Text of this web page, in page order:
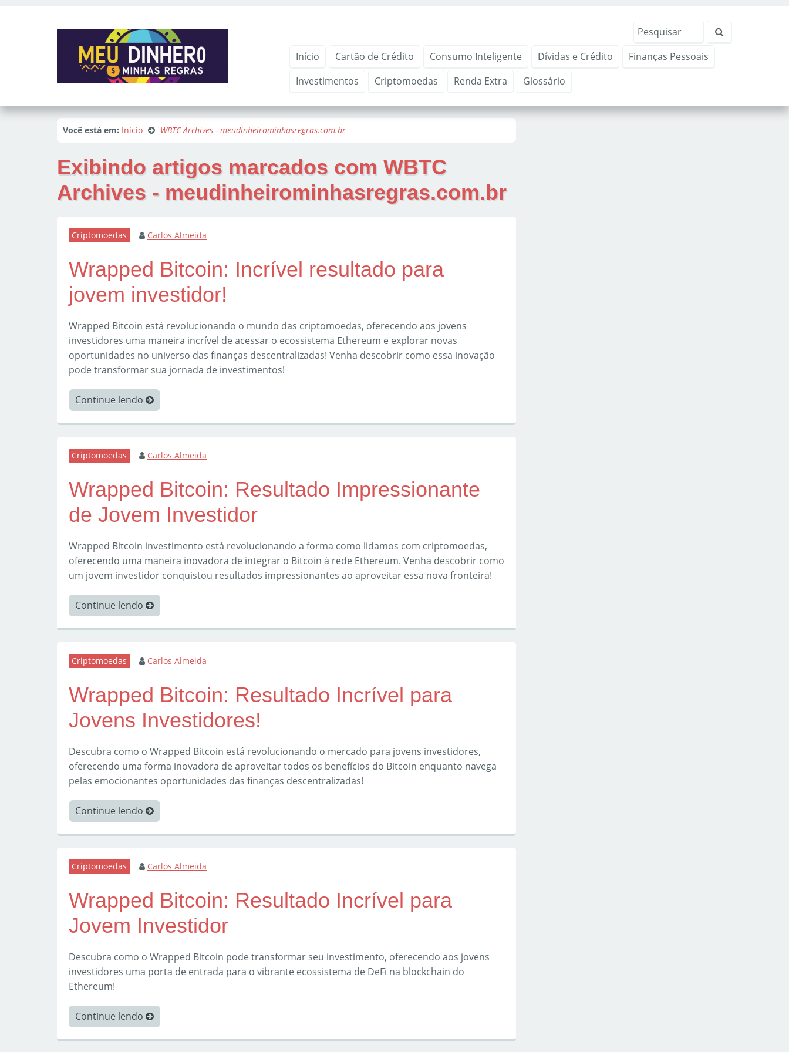
Início Cartão de Crédito Consumo Inteligente Dívidas e Crédito
Finanças Pessoais
Investimentos
Criptomoedas Renda Extra Glossário
Você está em: Início WBTC Archives - meudinheirominhasregras.com.br
Exibindo artigos marcados com WBTC
Archives - meudinheirominhasregras.com.br
Criptomoedas Carlos Almeida
Wrapped Bitcoin: Incrível resultado para
jovem investidor!
Wrapped Bitcoin está revolucionando o mundo das criptomoedas, oferecendo aos jovens
investidores uma maneira incrível de acessar o ecossistema Ethereum e explorar novas
oportunidades no universo das finanças descentralizadas! Venha descobrir como essa inovação
pode transformar sua jornada de investimentos!
Continue lendo
Criptomoedas Carlos Almeida
Wrapped Bitcoin: Resultado Impressionante
de Jovem Investidor
Wrapped Bitcoin investimento está revolucionando a forma como lidamos com criptomoedas,
oferecendo uma maneira inovadora de integrar o Bitcoin à rede Ethereum. Venha descobrir como
um jovem investidor conquistou resultados impressionantes ao aproveitar essa nova fronteira!
Continue lendo
Criptomoedas Carlos Almeida
Wrapped Bitcoin: Resultado Incrível para
Jovens Investidores!
Descubra como o Wrapped Bitcoin está revolucionando o mercado para jovens investidores,
oferecendo uma forma inovadora de aproveitar todos os benefícios do Bitcoin enquanto navega
pelas emocionantes oportunidades das finanças descentralizadas!
Continue lendo
Criptomoedas Carlos Almeida
Wrapped Bitcoin: Resultado Incrível para
Jovem Investidor
Descubra como o Wrapped Bitcoin pode transformar seu investimento, oferecendo aos jovens
investidores uma porta de entrada para o vibrante ecossistema de DeFi na blockchain do
Ethereum!
Continue lendo